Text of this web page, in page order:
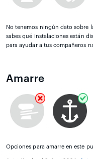
No tenemos ningún dato sobre
sabes qué instalaciones están
para ayudar a tus compañeros
Amarre
Opciones para amarre en este